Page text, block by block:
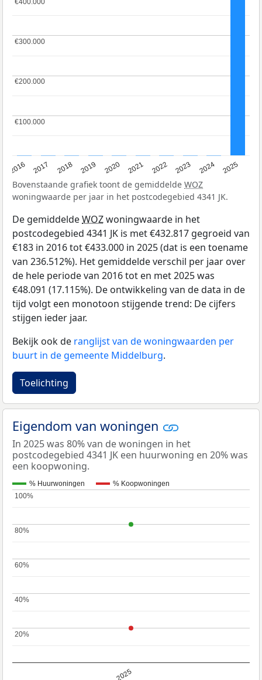
2016 2017 2018 2019 2020 2021 2022 2023 2024 2025
€100.000
€100.000
€200.000
€200.000
€300.000
€300.000
Bovenstaande grafiek toont de gemiddelde WOZ
woningwaarde per jaar in het postcodegebied 4341 JK.
De gemiddeldeWOZwoningwaarde in het
postcodegebied 4341 JK is met €432.817 gegroeid van
€183 in 2016 tot €433.000 in 2025 (dat is een toename
van 236.512%). Het gemiddelde verschil per jaar over
de hele periode van 2016 tot en met 2025 was
€48.091 (17.115%). De ontwikkeling van de data in de
tijd volgt een monotoon stijgende trend: De cijfers
stijgen ieder jaar.
Bekijk ook de ranglijst van de woningwaarden per
buurt in de gemeente Middelburg.
Toelichting
Eigendom van woningen
In 2025 was 80% van de woningen in het
postcodegebied 4341 JK een huurwoning en 20% was
een koopwoning.
% Huurwoningen % Koopwoningen
2025
20%
20%
40%
40%
60%
60%
80%
80%
100%
100%